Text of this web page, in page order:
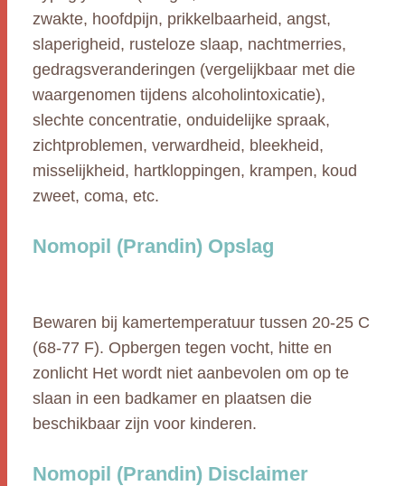
zwakte, hoofdpijn, prikkelbaarheid, angst,
slaperigheid, rusteloze slaap, nachtmerries,
gedragsveranderingen (vergelijkbaar met die
waargenomen tijdens alcoholintoxicatie),
slechte concentratie, onduidelijke spraak,
zichtproblemen, verwardheid, bleekheid,
misselijkheid, hartkloppingen, krampen, koud
zweet, coma, etc.
Nomopil (Prandin) Opslag
Bewaren bij kamertemperatuur tussen 20-25 C
(68-77 F). Opbergen tegen vocht, hitte en
zonlicht Het wordt niet aanbevolen om op te
slaan in een badkamer en plaatsen die
beschikbaar zijn voor kinderen.
Nomopil (Prandin) Disclaimer